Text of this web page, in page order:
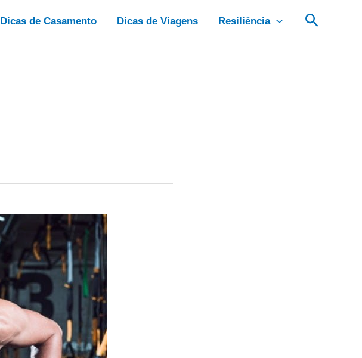
Dicas de Casamento Dicas de Viagens Resiliência